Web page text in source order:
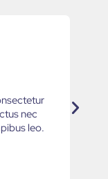
nec
leo.